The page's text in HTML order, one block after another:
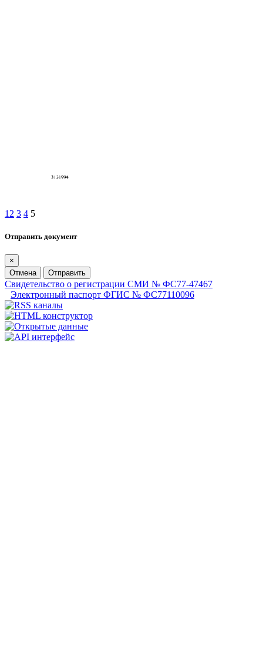
1 2 3 4 5
Отправить документ
×
Отмена
Отправить
Свидетельство о регистрации СМИ № ФС77-47467
Электронный паспорт ФГИС № ФС77110096